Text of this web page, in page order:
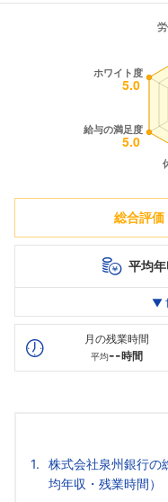
総合評価
平均年
最高年収
20代
426
▼
月の残業時間
平均--時間
株式会社泉州銀行の
均年収・残業時間）